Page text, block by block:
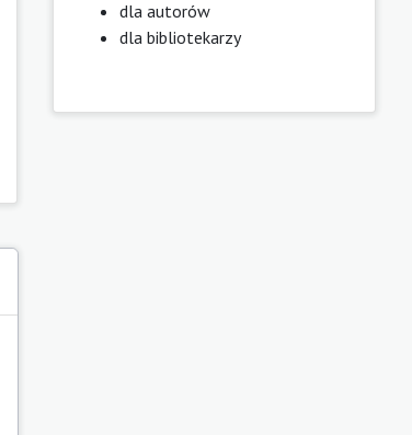
dla autorów
dla bibliotekarzy